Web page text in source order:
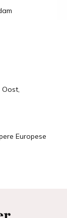
Europese